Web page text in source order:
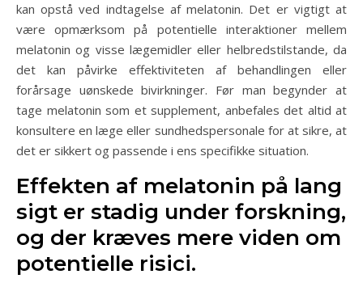
kan opstå ved indtagelse af melatonin. Det er vigtigt at
være opmærksom på potentielle interaktioner mellem
melatonin og visse lægemidler eller helbredstilstande, da
det kan påvirke effektiviteten af behandlingen eller
forårsage uønskede bivirkninger. Før man begynder at
tage melatonin som et supplement, anbefales det altid at
konsultere en læge eller sundhedspersonale for at sikre, at
det er sikkert og passende i ens specifikke situation.
Effekten af melatonin på lang
sigt er stadig under forskning,
og der kræves mere viden om
potentielle risici.